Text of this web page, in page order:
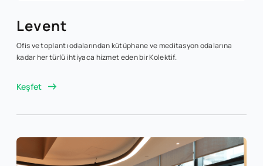
Levent
Ofis ve toplantı odalarından kütüphane ve meditasyon odalarına
kadar her türlü ihtiyaca hizmet eden bir Kolektif.
Keşfet